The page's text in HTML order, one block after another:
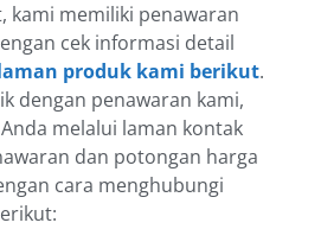
kami memiliki penawaran
cek informasi detail
produk kami berikut.
dengan penawaran kami,
melalui laman kontak
dan potongan harga
cara menghubungi